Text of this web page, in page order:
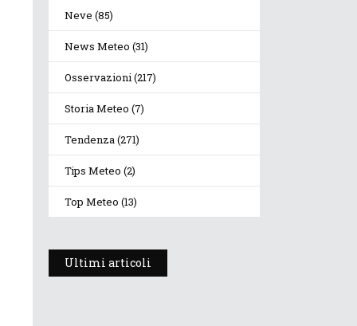
Neve (85)
News Meteo (31)
Osservazioni(217)
Storia Meteo (7)
Tendenza(271)
Tips Meteo (2)
Top Meteo (13)
Ultimi articoli